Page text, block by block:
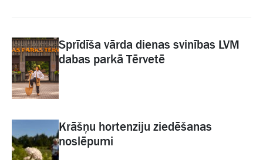
Sprīdīša vārda dienas svinības LVM
dabas parkā Tērvetē
Krāšņu hortenziju ziedēšanas
noslēpumi